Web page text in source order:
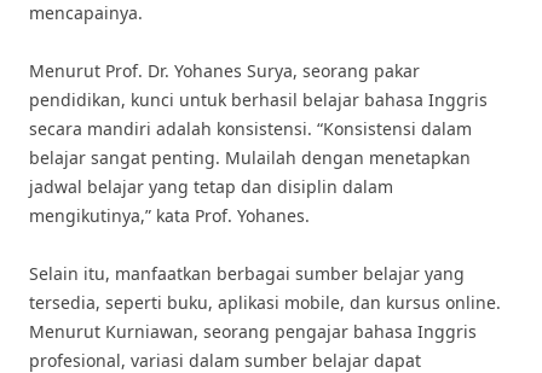
mencapainya.
Menurut Prof. Dr. Yohanes Surya, seorang pakar
pendidikan, kunci untuk berhasil belajar bahasa Inggris
secara mandiri adalah konsistensi. “Konsistensi dalam
belajar sangat penting. Mulailah dengan menetapkan
jadwal belajar yang tetap dan disiplin dalam
mengikutinya,” kata Prof. Yohanes.
Selain itu, manfaatkan berbagai sumber belajar yang
tersedia, seperti buku, aplikasi mobile, dan kursus online.
Menurut Kurniawan, seorang pengajar bahasa Inggris
profesional, variasi dalam sumber belajar dapat